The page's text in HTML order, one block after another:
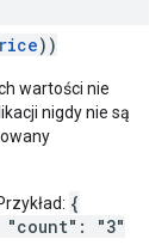
))
wartości nie
nigdy nie są
Przykład: {
"count": "3"